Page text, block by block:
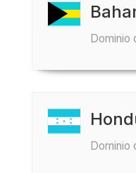
Dominio
Dominio